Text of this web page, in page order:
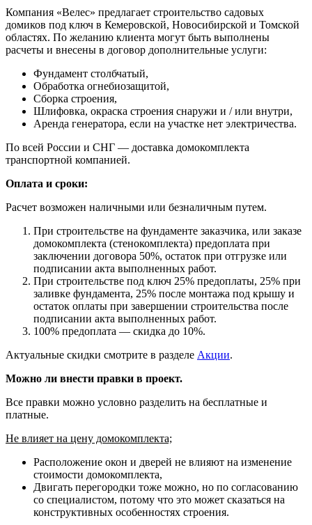
Компания «Велес» предлагает строительство садовых
домиков под ключ в Кемеровской, Новосибирской и Томской
областях. По желанию клиента могут быть выполнены
расчеты и внесены в договор дополнительные услуги:
Фундамент столбчатый,
Обработка огнебиозащитой,
Сборка строения,
Шлифовка, окраска строения снаружи и / или внутри,
Аренда генератора, если на участке нет электричества.
По всей России и СНГ — доставка домокомплекта
транспортной компанией.
Оплата и сроки:
Расчет возможен наличными или безналичным путем.
При строительстве на фундаменте заказчика, или заказе
домокомплекта (стенокомплекта) предоплата при
заключении договора 50%, остаток при отгрузке или
подписании акта выполненных работ.
При строительстве под ключ 25% предоплаты, 25% при
заливке фундамента, 25% после монтажа под крышу и
остаток оплаты при завершении строительства после
подписании акта выполненных работ.
100% предоплата — скидка до 10%.
Актуальные скидки смотрите в разделе Акции.
Можно ли внести правки в проект.
Все правки можно условно разделить на бесплатные и
платные.
Не влияет на цену домокомплекта;
Расположение окон и дверей не влияют на изменение
стоимости домокомплекта,
Двигать перегородки тоже можно, но по согласованию
со специалистом, потому что это может сказаться на
конструктивных особенностях строения.